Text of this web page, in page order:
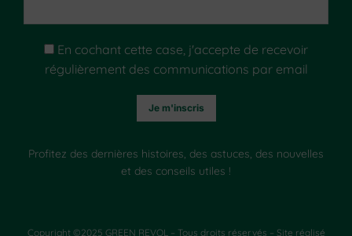
En cochant cette case, j'accepte de recevoir
régulièrement des communications par email
Profitez des dernières histoires, des astuces, des nouvelles
et des conseils utiles !
Copyright ©2025 GREEN REVOL – Tous droits réservés – Site réalisé